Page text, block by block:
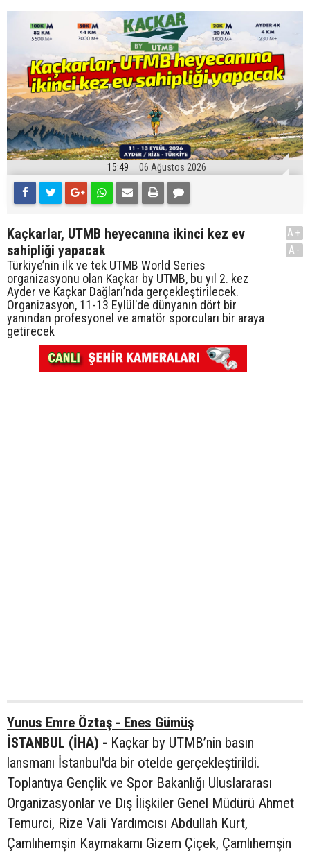
15:49 06 Ağustos 2026
Kaçkarlar, UTMB heyecanına ikinci kez ev
sahipliği yapacak
Türkiye’nin ilk ve tek UTMB World Series
organizasyonu olan Kaçkar by UTMB, bu yıl 2. kez
Ayder ve Kaçkar Dağları’nda gerçekleştirilecek.
Organizasyon, 11-13 Eylül'de dünyanın dört bir
yanından profesyonel ve amatör sporcuları bir araya
getirecek
A+
A-
Yunus Emre Öztaş - Enes Gümüş
İSTANBUL (İHA) - Kaçkar by UTMB’nin basın
lansmanı İstanbul'da bir otelde gerçekleştirildi.
Toplantıya Gençlik ve Spor Bakanlığı Uluslararası
Organizasyonlar ve Dış İlişkiler Genel Müdürü Ahmet
Temurci, Rize Vali Yardımcısı Abdullah Kurt,
Çamlıhemşin Kaymakamı Gizem Çiçek, Çamlıhemşin